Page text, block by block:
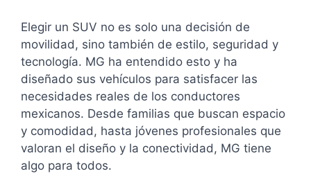
Elegir un SUV no es solo una decisión de
movilidad, sino también de estilo, seguridad y
tecnología. MG ha entendido esto y ha
diseñado sus vehículos para satisfacer las
necesidades reales de los conductores
mexicanos. Desde familias que buscan espacio
y comodidad, hasta jóvenes profesionales que
valoran el diseño y la conectividad, MG tiene
algo para todos.